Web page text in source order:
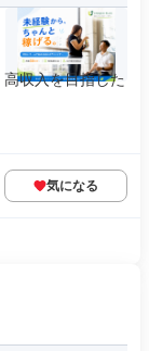
収入を目指した
気になる